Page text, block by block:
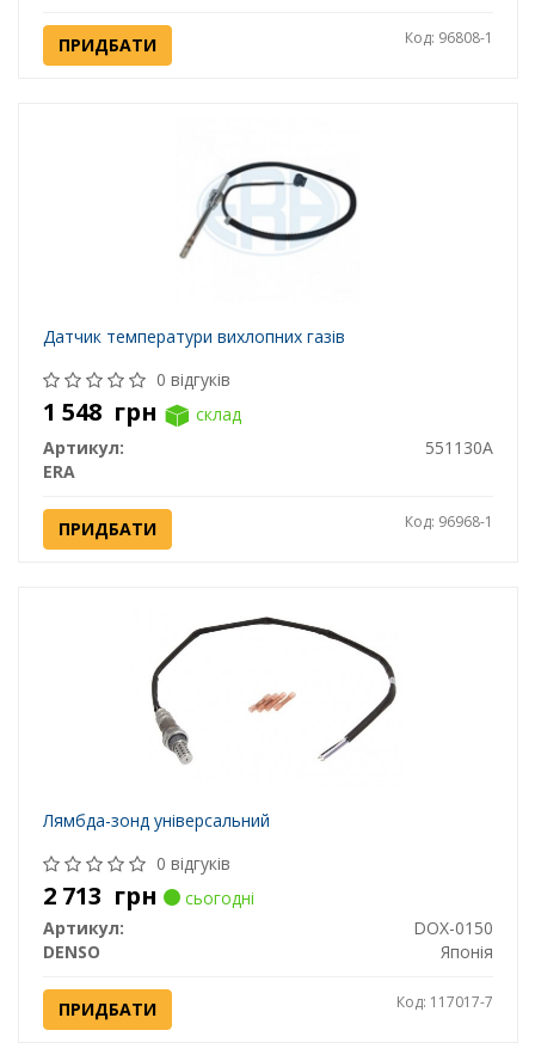
ПРИДБАТИ Код: 96808-1
Датчик температури вихлопних газів
0 відгуків
1 548 грн
склад
Артикул:
551130A
ERA
ПРИДБАТИ Код: 96968-1
Лямбда-зонд універсальний
0 відгуків
2 713 грн
сьогодні
Артикул:
DOX-0150
DENSO
Японія
ПРИДБАТИ Код: 117017-7